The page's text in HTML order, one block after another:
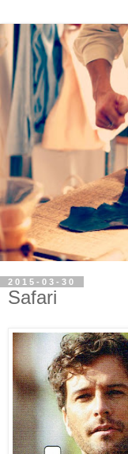
2015-03-30
Safari